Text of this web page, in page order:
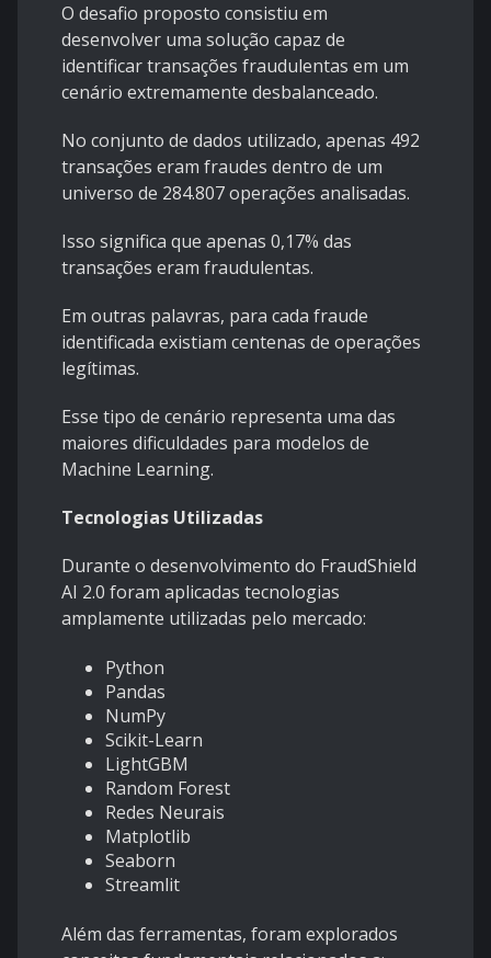
O desafio proposto consistiu em
desenvolver uma solução capaz de
identificar transações fraudulentas em um
cenário extremamente desbalanceado.
No conjunto de dados utilizado, apenas 492
transações eram fraudes dentro de um
universo de 284.807 operações analisadas.
Isso significa que apenas 0,17% das
transações eram fraudulentas.
Em outras palavras, para cada fraude
identificada existiam centenas de operações
legítimas.
Esse tipo de cenário representa uma das
maiores dificuldades para modelos de
Machine Learning.
Tecnologias Utilizadas
Durante o desenvolvimento do FraudShield
AI 2.0 foram aplicadas tecnologias
amplamente utilizadas pelo mercado:
Python
Pandas
NumPy
Scikit-Learn
LightGBM
Random Forest
Redes Neurais
Matplotlib
Seaborn
Streamlit
Além das ferramentas, foram explorados